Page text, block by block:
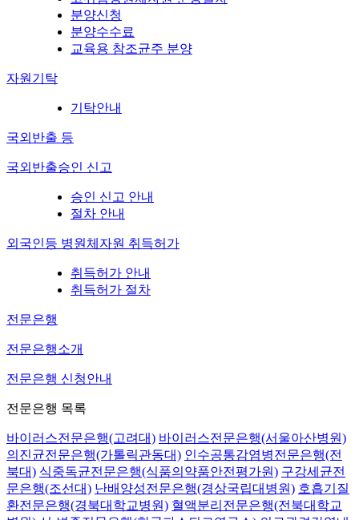
분양신청
분양수수료
교육용 참조균주 분양
자원기탁
기탁안내
국외반출 등
국외반출승인 신고
승인 신고 안내
절차 안내
외국인등 병원체자원 취득허가
취득허가 안내
취득허가 절차
전문은행
전문은행소개
전문은행 신청안내
전문은행 목록
바이러스전문은행(고려대) 바이러스전문은행(서울아산병원)
의진균전문은행(가톨릭관동대) 인수공통감염병전문은행(전
북대) 식중독균전문은행(식품의약품안전평가원) 구강세균전
문은행(조선대) 난배양성전문은행(경상국립대병원) 호흡기질
환전문은행(경북대학교병원) 혈액분리전문은행(전북대학교